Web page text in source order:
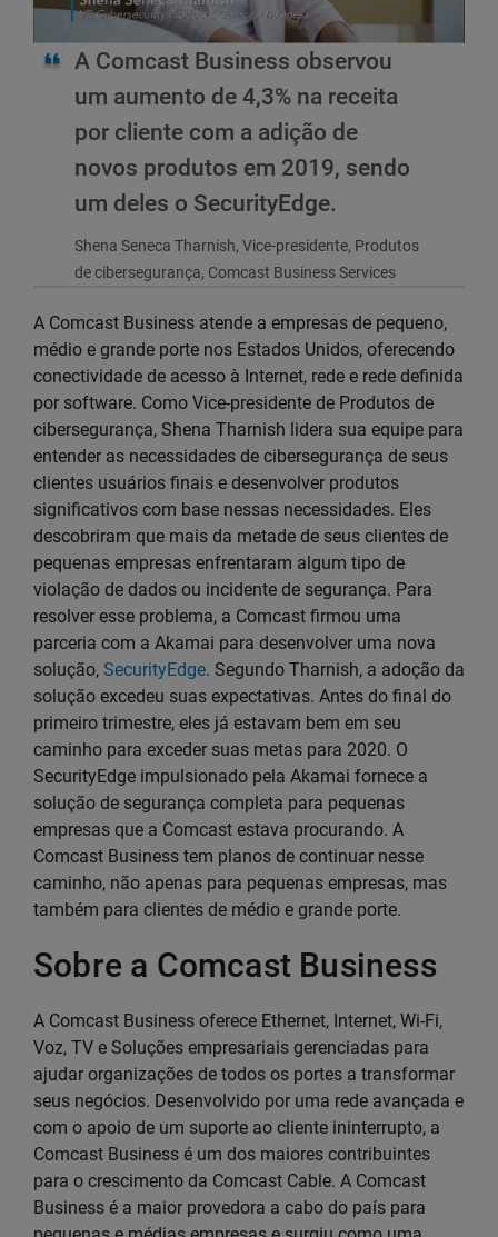
A Comcast Business observou
um aumento de 4,3% na receita
por cliente com a adição de
novos produtos em 2019, sendo
um deles o SecurityEdge.
Shena Seneca Tharnish, Vice-presidente, Produtos
de cibersegurança, Comcast Business Services
A Comcast Business atende a empresas de pequeno,
médio e grande porte nos Estados Unidos, oferecendo
conectividade de acesso à Internet, rede e rede definida
por software. Como Vice-presidente de Produtos de
cibersegurança, Shena Tharnish lidera sua equipe para
entender as necessidades de cibersegurança de seus
clientes usuários finais e desenvolver produtos
significativos com base nessas necessidades. Eles
descobriram que mais da metade de seus clientes de
pequenas empresas enfrentaram algum tipo de
violação de dados ou incidente de segurança. Para
resolver esse problema, a Comcast firmou uma
parceria com a Akamai para desenvolver uma nova
solução, SecurityEdge. Segundo Tharnish, a adoção da
solução excedeu suas expectativas. Antes do final do
primeiro trimestre, eles já estavam bem em seu
caminho para exceder suas metas para 2020. O
SecurityEdge impulsionado pela Akamai fornece a
solução de segurança completa para pequenas
empresas que a Comcast estava procurando. A
Comcast Business tem planos de continuar nesse
caminho, não apenas para pequenas empresas, mas
também para clientes de médio e grande porte.
Sobre a Comcast Business
A Comcast Business oferece Ethernet, Internet, Wi-Fi,
Voz, TV e Soluções empresariais gerenciadas para
ajudar organizações de todos os portes a transformar
seus negócios. Desenvolvido por uma rede avançada e
com o apoio de um suporte ao cliente ininterrupto, a
Comcast Business é um dos maiores contribuintes
para o crescimento da Comcast Cable. A Comcast
Business é a maior provedora a cabo do país para